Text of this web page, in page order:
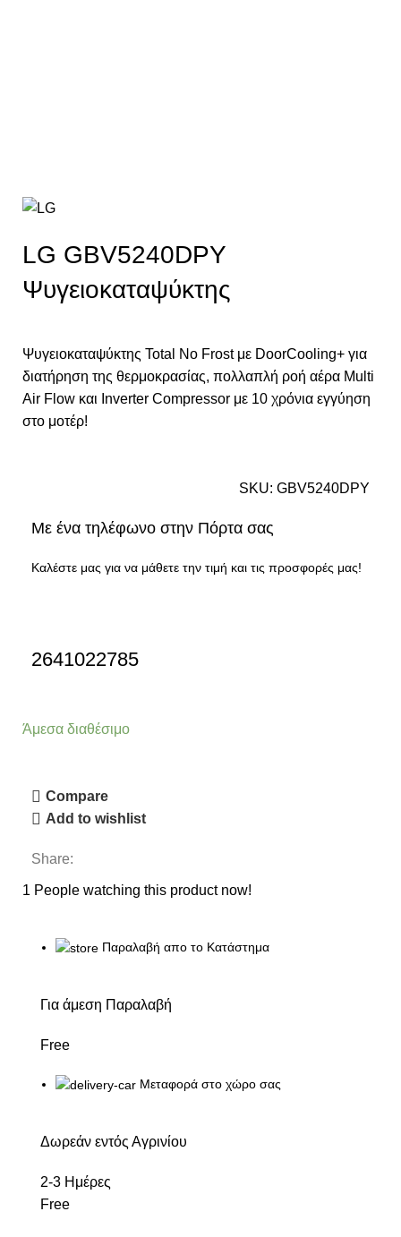
LG GBV5240DPY
Ψυγειοκαταψύκτης
Ψυγειοκαταψύκτης Total No Frost με DoorCooling+ για
διατήρηση της θερμοκρασίας, πολλαπλή ροή αέρα Multi
Air Flow και Inverter Compressor με 10 χρόνια εγγύηση
στο μοτέρ!
SKU: GBV5240DPY
Με ένα τηλέφωνο στην Πόρτα σας
Καλέστε μας για να μάθετε την τιμή και τις προσφορές μας!
2641022785
Άμεσα διαθέσιμο
Compare
Add to wishlist
Share:
1 People watching this product now!
Παραλαβή απο το Κατάστημα
Για άμεση Παραλαβή
Free
Μεταφορά στο χώρο σας
Δωρεάν εντός Αγρινίου
2-3 Ημέρες
Free